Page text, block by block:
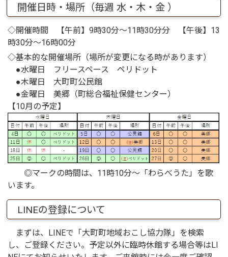
開催日時・場所（毎週 水・木・金 ）
◇開催時間 【午前】9時30分～11時30分分 【午後】13
時30分～16時00分
◇基本的な開催場所（場所が変更になる時があります）
●水曜日 フリースペース ペリドット
●木曜日 大町町公民館
●金曜日 美郷（町総合福祉保健センター）
【10月の予定】
◎マークの時間は、11時10分～「わらべうた」を歌
います。
LINEの登録について
まずは、LINEで「大町町地域おこし協力隊」を検索
し、ご登録ください。予定以外に臨時休館する場合等はLI